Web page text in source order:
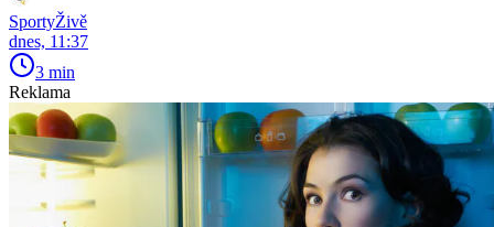
SportyŽivě
dnes, 11:37
3 min
Reklama